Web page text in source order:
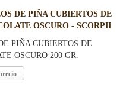
DE PIÑA CUBIERTOS DE
OSCURO - SCORPII
PIÑA CUBIERTOS DE
OSCURO 200 GR.